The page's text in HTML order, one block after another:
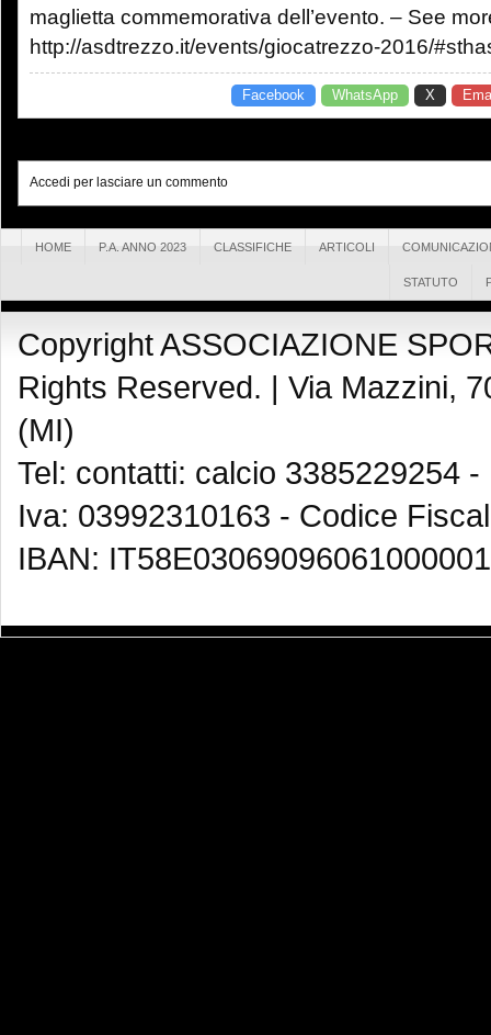
maglietta commemorativa dell’evento. – See
http://asdtrezzo.it/events/giocatrezzo-2016/
Facebook WhatsApp X
Accedi per lasciare un commento
HOME P.A. ANNO 2023 CLASSIFICHE ARTICOLI
STATUTO
Copyright ASSOCIAZIONE
Rights Reserved. | Via Mazzini,
(MI)
Tel: contatti: calcio 3385229254
Iva: 03992310163 - Codice
IBAN: